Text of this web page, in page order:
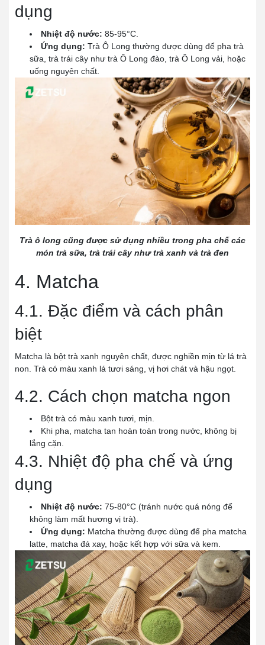
dụng
Nhiệt độ nước: 85-95°C.
Ứng dụng: Trà Ô Long thường được dùng để pha trà
sữa, trà trái cây như trà Ô Long đào, trà Ô Long vải, hoặc
uống nguyên chất.
Trà ô long cũng được sử dụng nhiều trong pha chế các
món trà sữa, trà trái cây như trà xanh và trà đen
4. Matcha
4.1. Đặc điểm và cách phân
biệt
Matcha là bột trà xanh nguyên chất, được nghiền mịn từ lá trà
non. Trà có màu xanh lá tươi sáng, vị hơi chát và hậu ngọt.
4.2. Cách chọn matcha ngon
Bột trà có màu xanh tươi, mịn.
Khi pha, matcha tan hoàn toàn trong nước, không bị
lắng cặn.
4.3. Nhiệt độ pha chế và ứng
dụng
Nhiệt độ nước: 75-80°C (tránh nước quá nóng để
không làm mất hương vị trà).
Ứng dụng: Matcha thường được dùng để pha matcha
latte, matcha đá xay, hoặc kết hợp với sữa và kem.